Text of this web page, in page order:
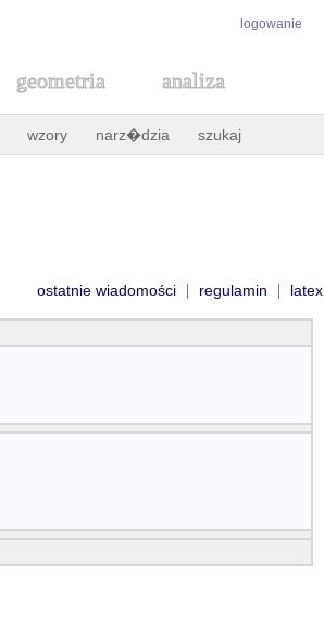
logowanie
geometria analiza
wzory narz�dzia szukaj
ostatnie wiadomości | regulamin | latex